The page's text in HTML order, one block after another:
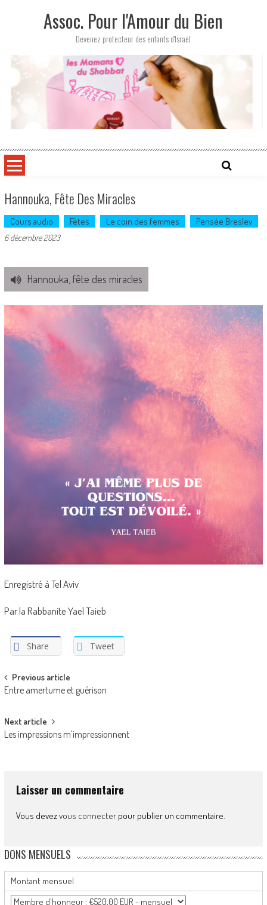
Assoc. Pour l'Amour du Bien
Devenez protecteur des enfants d'Israël
Hannouka, Fête Des Miracles
Cours audio Fêtes Le coin des femmes Pensée Breslev
6 décembre 2023
Hannouka, fête des miracles
Enregistré à Tel Aviv
Par la Rabbanite Yael Taieb
Share Tweet
Post
navigation
Previous article
Entre amertume et guérison
Next article
Les impressions m’impressionnent
Laisser un commentaire
Vous devezvous connecterpour publier un commentaire.
DONS MENSUELS
Montant mensuel